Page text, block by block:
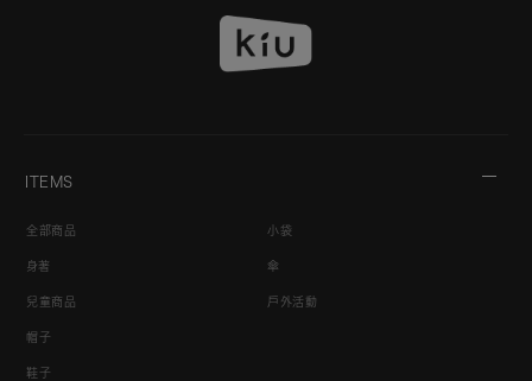
ITEMS
全部商品
身著
兒童商品
帽子
鞋子
小袋
傘
戶外活動